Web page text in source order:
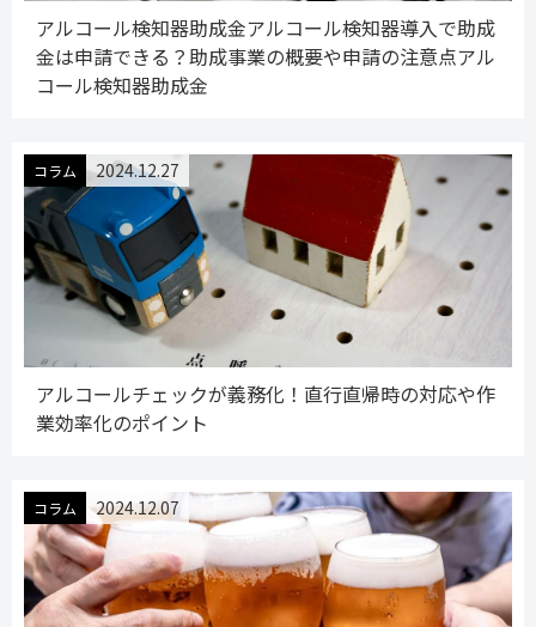
アルコール検知器助成金アルコール検知器導入で助成
金は申請できる？助成事業の概要や申請の注意点アル
コール検知器助成金
コラム 2024.12.27
アルコールチェックが義務化！直行直帰時の対応や作
業効率化のポイント
コラム 2024.12.07